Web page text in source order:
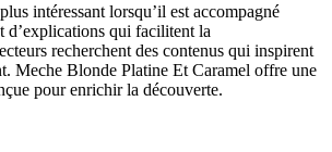
intéressant lorsqu’il est accompagné
d’explications qui facilitent la
recherchent des contenus qui inspirent
Meche Blonde Platine Et Caramel offre une
pour enrichir la découverte.